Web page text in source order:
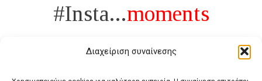
Διαχείριση συναίνεσης
#Insta...moments